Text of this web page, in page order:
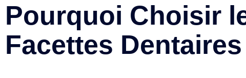
Pourquoi Choisir
Facettes